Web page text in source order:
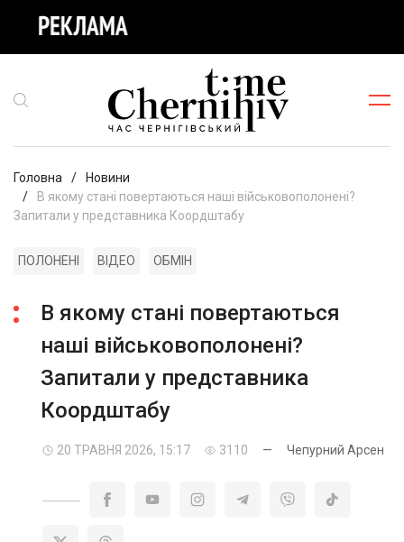
Головна
Новини
В якому стані повертаються наші військовополонені?
Запитали у представника Коордштабу
ПОЛОНЕНІ ВІДЕО ОБМІН
В якому стані повертаються
наші військовополонені?
Запитали у представника
Коордштабу
20 ТРАВНЯ 2026, 15:17 3110 — Чепурний Арсен